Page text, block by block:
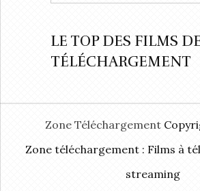
LE TOP DES FILMS
TÉLÉCHARGEMENT
Zone Téléchargement
Zone téléchargement : Films à
streaming